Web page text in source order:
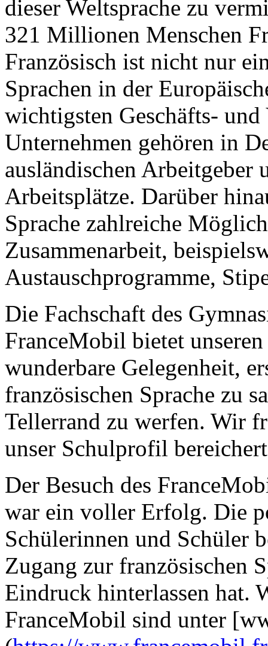
dieser Weltsprache zu
321 Millionen Menschen
Französisch ist nicht nur
Sprachen in der
wichtigsten Geschäfts- und
Unternehmen gehören in
ausländischen Arbeitgeber
Arbeitsplätze. Darüber
Sprache zahlreiche
Zusammenarbeit,
Austauschprogramme,
Die Fachschaft des
FranceMobil bietet
wunderbare Gelegenheit,
französischen Sprache zu
Tellerrand zu werfen. Wir
unser Schulprofil
Der Besuch des
war ein voller Erfolg. Die
Schülerinnen und Schüler
Zugang zur französischen
Eindruck hinterlassen hat.
FranceMobil sind unter